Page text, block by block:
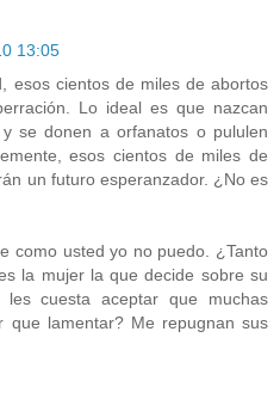
13:05
esos cientos de miles de abortos
Lo ideal es que nazcan
se donen a orfanatos o pululen
esos cientos de miles de
un futuro esperanzador. ¿No es
como usted yo no puedo. ¿Tanto
la mujer la que decide sobre su
les cuesta aceptar que muchas
que lamentar? Me repugnan sus